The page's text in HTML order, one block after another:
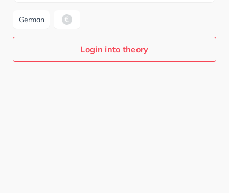
German
Login into theory